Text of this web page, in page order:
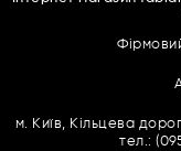
Подрібнювачі
Мікрохвильові
Cпівробітництво
Договір оферти
516 77 80
Зворотний
м. Київ, Кільцева
тел.: